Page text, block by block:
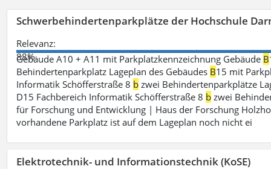
Schwerbehindertenparkplätze der Hochschule
Relevanz:
88%
Gebäude A10 + A11 mit Parkplatzkennzeichnung Gebäude B
Behindertenparkplatz Lageplan des Gebäudes B15 mit
Informatik Schöfferstraße 8 b zwei Behindertenparkplätze
D15 Fachbereich Informatik Schöfferstraße 8 b zwei
für Forschung und Entwicklung | Haus der Forschung
vorhandene Parkplatz ist auf dem Lageplan noch nicht ei
Elektrotechnik- und Informationstechnik (KoSE)